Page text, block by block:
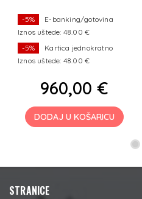
-5%
E-banking/gotovina
Iznos uštede: 48.00 €
-5%
Kartica jednokratno
Iznos uštede: 48.00 €
960,00 €
DODAJ U KOŠARICU
STRANICE